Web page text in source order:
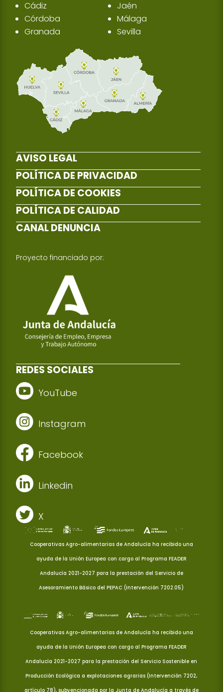
Cádiz
Córdoba
Granada
Jaén
Málaga
Sevilla
AVISO LEGAL
POLÍTICA DE PRIVACIDAD
POLÍTICA DE COOKIES
POLÍTICA DE CALIDAD
CANAL DENUNCIA
Proyecto financiado por:
REDES SOCIALES
YouTube
Instagram
Facebook
Linkedin
X
Cooperativas Agro-alimentarias de Andalucía ha recibido una
ayuda de la Unión Europea con cargo al Programa FEADER
Andalucía 2021-2027 para la prestación del Servicio de
Asesoramiento Básico del PEPAC (Intervención 7202.05)
Cooperativas Agro-alimentarias de Andalucía ha recibido una
ayuda de la Unión Europea con cargo al Programa FEADER
Andalucía 2021-2027 para la prestación del Servicio Sostenible en
Producción Ecológica a explotaciones agrarias (Intervención 7202,
artículo 78), subvencionada por la Junta de Andalucía a través de